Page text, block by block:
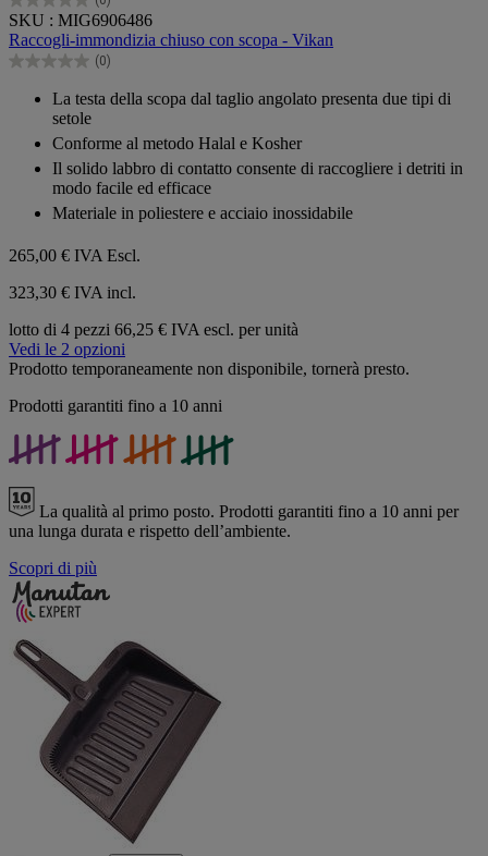
0.0
su
5
stelle.
SKU : MIG6906486
Raccogli-immondizia chiuso con scopa - Vikan
(0)
0.0
La testa della scopa dal taglio angolato presenta due tipi di
setole
Conforme al metodo Halal e Kosher
Il solido labbro di contatto consente di raccogliere i detriti in
modo facile ed efficace
Materiale in poliestere e acciaio inossidabile
265,00 € IVA Escl.
323,30 € IVA incl.
lotto di 4 pezzi 66,25 € IVA escl. per unità
Vedi le 2 opzioni
Prodotto temporaneamente non disponibile, tornerà presto.
Prodotti garantiti fino a 10 anni
La qualità al primo posto. Prodotti garantiti fino a 10 anni per
una lunga durata e rispetto dell’ambiente.
Scopri di più